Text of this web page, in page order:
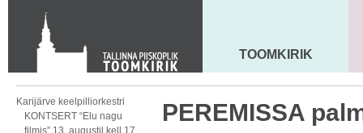
KONTAKT
Toom-Kooli 6, 10130 TALLINN
tallinna.toom@eelk.ee
MAARJA KIRIK
TOOMKIRIK
Karijärve keelpilliorkestri
KONTSERT “Elu nagu
filmis” 13. augustil kell 17
PEREMISSA